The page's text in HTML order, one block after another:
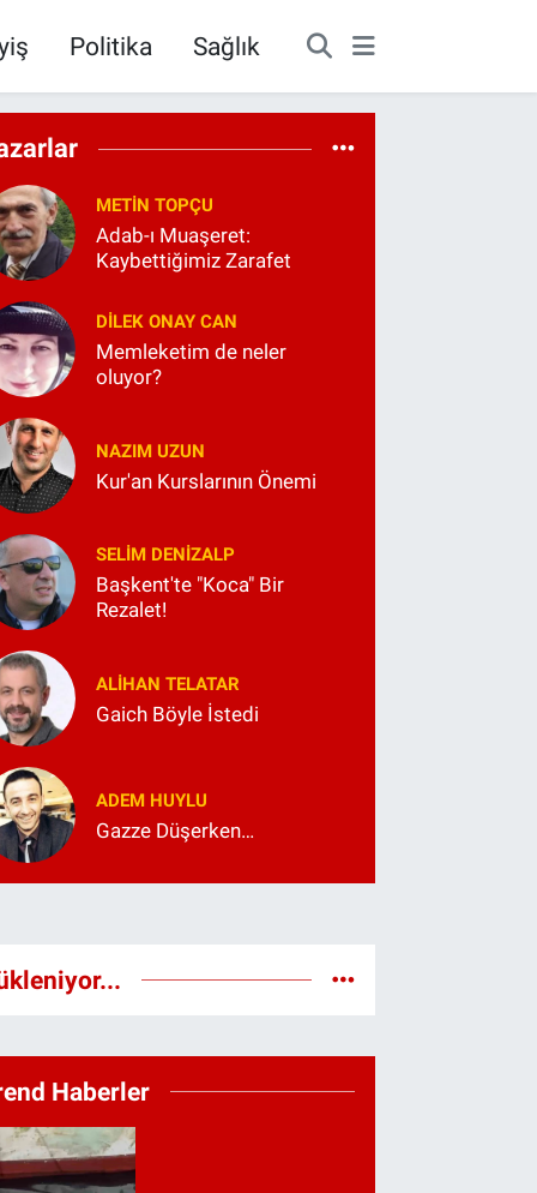
Politika Sağlık
METIN TOPÇU
Adab-ı Muaşeret:
Kaybettiğimiz Zarafet
DILEK ONAY CAN
Memleketim de neler
oluyor?
NAZIM UZUN
Kur'an Kurslarının Önemi
SELIM DENİZALP
Başkent'te "Koca" Bir
Rezalet!
ALIHAN TELATAR
Gaich Böyle İstedi
ADEM HUYLU
Gazze Düşerken…
Haberler